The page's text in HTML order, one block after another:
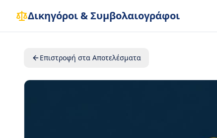
Δικηγόροι & Συμβολαιογράφοι
Επιστροφή στα Αποτελέσματα